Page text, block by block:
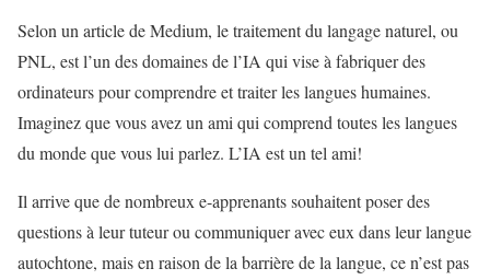
Selon un article de Medium, le traitement du langage naturel, ou
PNL, est l’un des domaines de l’IA qui vise à fabriquer des
ordinateurs pour comprendre et traiter les langues humaines.
Imaginez que vous avez un ami qui comprend toutes les langues
du monde que vous lui parlez. L’IA est un tel ami!
Il arrive que de nombreux e-apprenants souhaitent poser des
questions à leur tuteur ou communiquer avec eux dans leur langue
autochtone, mais en raison de la barrière de la langue, ce n’est pas